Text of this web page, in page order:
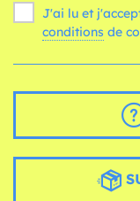
J'ai lu et
conditions de